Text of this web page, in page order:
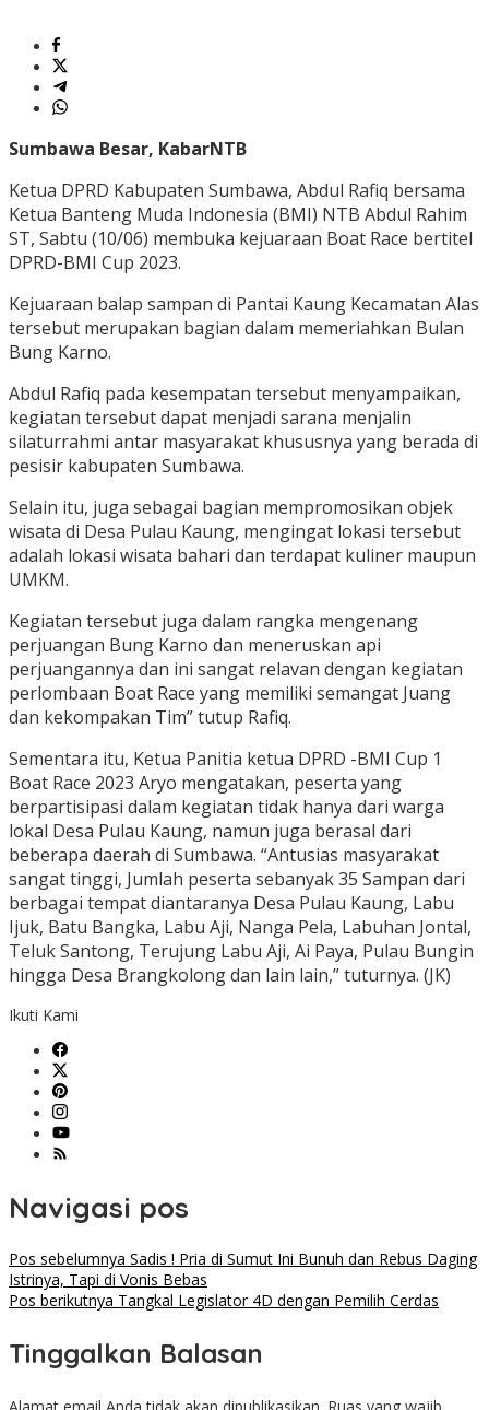
Sumbawa Besar, KabarNTB
Ketua DPRD Kabupaten Sumbawa, Abdul Rafiq bersama
Ketua Banteng Muda Indonesia (BMI) NTB Abdul Rahim
ST, Sabtu (10/06) membuka kejuaraan Boat Race bertitel
DPRD-BMI Cup 2023.
Kejuaraan balap sampan di Pantai Kaung Kecamatan Alas
tersebut merupakan bagian dalam memeriahkan Bulan
Bung Karno.
Abdul Rafiq pada kesempatan tersebut menyampaikan,
kegiatan tersebut dapat menjadi sarana menjalin
silaturrahmi antar masyarakat khususnya yang berada di
pesisir kabupaten Sumbawa.
Selain itu, juga sebagai bagian mempromosikan objek
wisata di Desa Pulau Kaung, mengingat lokasi tersebut
adalah lokasi wisata bahari dan terdapat kuliner maupun
UMKM.
Kegiatan tersebut juga dalam rangka mengenang
perjuangan Bung Karno dan meneruskan api
perjuangannya dan ini sangat relavan dengan kegiatan
perlombaan Boat Race yang memiliki semangat Juang
dan kekompakan Tim” tutup Rafiq.
Sementara itu, Ketua Panitia ketua DPRD -BMI Cup 1
Boat Race 2023 Aryo mengatakan, peserta yang
berpartisipasi dalam kegiatan tidak hanya dari warga
lokal Desa Pulau Kaung, namun juga berasal dari
beberapa daerah di Sumbawa. “Antusias masyarakat
sangat tinggi, Jumlah peserta sebanyak 35 Sampan dari
berbagai tempat diantaranya Desa Pulau Kaung, Labu
Ijuk, Batu Bangka, Labu Aji, Nanga Pela, Labuhan Jontal,
Teluk Santong, Terujung Labu Aji, Ai Paya, Pulau Bungin
hingga Desa Brangkolong dan lain lain,” tuturnya. (JK)
Ikuti Kami
Navigasi pos
Pos sebelumnya Sadis ! Pria di Sumut Ini Bunuh dan Rebus Daging
Istrinya, Tapi di Vonis Bebas
Pos berikutnya Tangkal Legislator 4D dengan Pemilih Cerdas
Tinggalkan Balasan